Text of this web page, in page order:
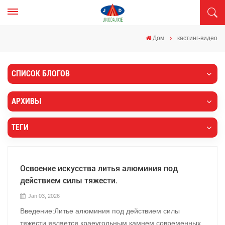
Дом кастинг-видео
СПИСОК БЛОГОВ
АРХИВЫ
ТЕГИ
Освоение искусства литья алюминия под
действием силы тяжести.
Jan 03, 2026
Введение:Литье алюминия под действием силы
тяжести является краеугольным камнем современных